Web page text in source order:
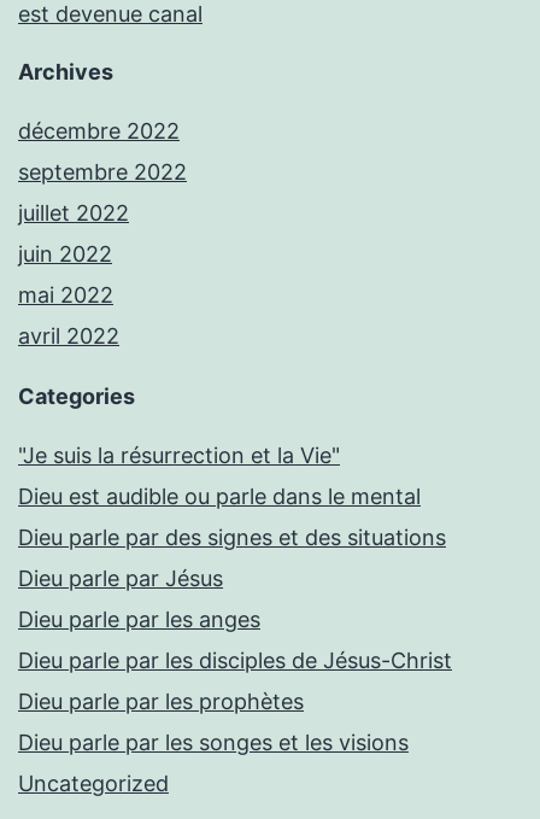
est devenue canal
Archives
décembre 2022
septembre 2022
juillet 2022
juin 2022
mai 2022
avril 2022
Categories
"Je suis la résurrection et la Vie"
Dieu est audible ou parle dans le mental
Dieu parle par des signes et des situations
Dieu parle par Jésus
Dieu parle par les anges
Dieu parle par les disciples de Jésus-Christ
Dieu parle par les prophètes
Dieu parle par les songes et les visions
Uncategorized